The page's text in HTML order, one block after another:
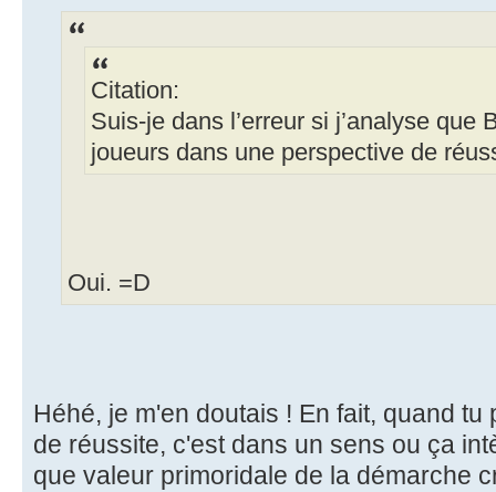
Citation:
Suis-je dans l’erreur si j’analyse que
joueurs dans une perspective de
Oui. =D
Héhé, je m'en doutais ! En fait, quand
de réussite, c'est dans un sens ou ça
que valeur primoridale de la démarche